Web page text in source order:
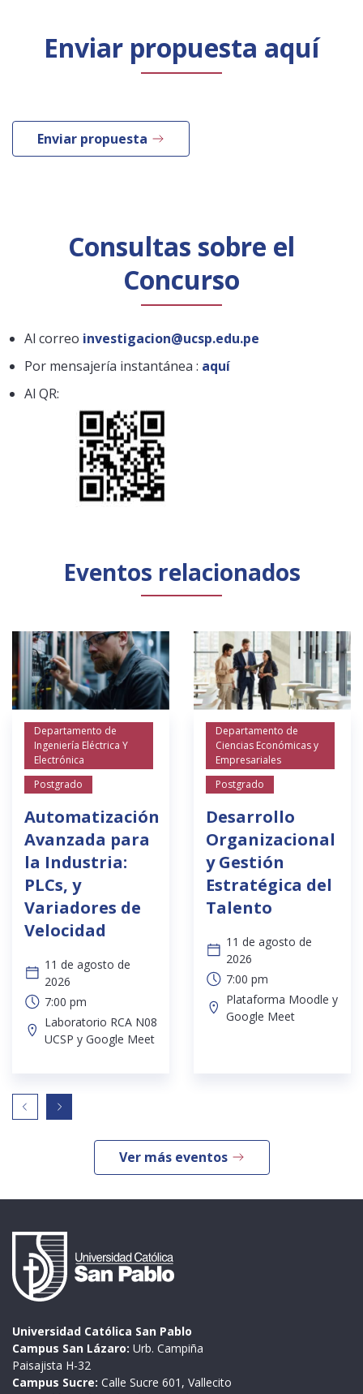
Enviar propuesta aquí
Enviar propuesta
Consultas sobre el
Concurso
Al correo investigacion@ucsp.edu.pe
Por mensajería instantánea : aquí
Al QR:
Eventos relacionados
Departamento de
Ingeniería Eléctrica Y
Electrónica
Postgrado
Automatización
Avanzada para
la Industria:
PLCs, y
Variadores de
Velocidad
11 de agosto de
2026
7:00 pm
Laboratorio RCA N08
UCSP y Google Meet
Departamento de
Ciencias Económicas y
Empresariales
Postgrado
Desarrollo
Organizacional
y Gestión
Estratégica del
Talento
11 de agosto de
2026
7:00 pm
Plataforma Moodle y
Google Meet
Ver más eventos
Universidad Católica San Pablo
Campus San Lázaro: Urb. Campiña
Paisajista H-32
Campus Sucre: Calle Sucre 601, Vallecito